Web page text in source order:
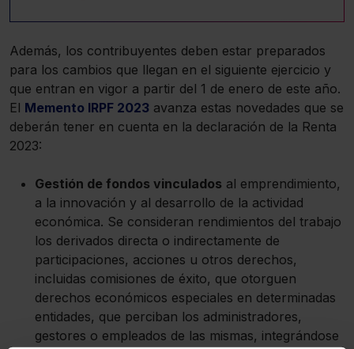
Además, los contribuyentes deben estar preparados
para los cambios que llegan en el siguiente ejercicio y
que entran en vigor a partir del 1 de enero de este año.
El Memento IRPF 2023 avanza estas novedades que se
deberán tener en cuenta en la declaración de la Renta
2023:
Gestión de fondos vinculados al emprendimiento,
a la innovación y al desarrollo de la actividad
económica. Se consideran rendimientos del trabajo
los derivados directa o indirectamente de
participaciones, acciones u otros derechos,
incluidas comisiones de éxito, que otorguen
derechos económicos especiales en determinadas
entidades, que perciban los administradores,
gestores o empleados de las mismas, integrándose